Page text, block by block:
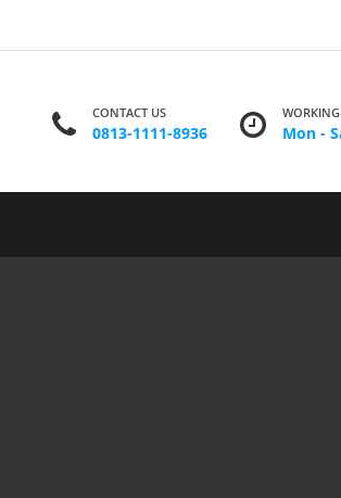
CONTACT US
0813-1111-8936 Mon -